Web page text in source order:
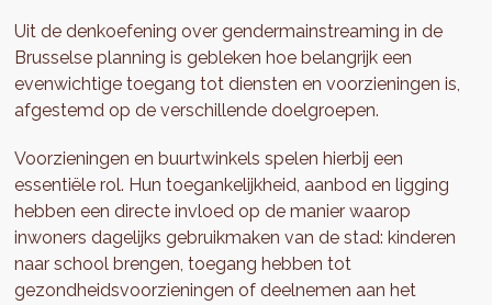
Uit de denkoefening over gendermainstreaming in de
Brusselse planning is gebleken hoe belangrijk een
evenwichtige toegang tot diensten en voorzieningen is,
afgestemd op de verschillende doelgroepen.
Voorzieningen en buurtwinkels spelen hierbij een
essentiële rol. Hun toegankelijkheid, aanbod en ligging
hebben een directe invloed op de manier waarop
inwoners dagelijks gebruikmaken van de stad: kinderen
naar school brengen, toegang hebben tot
gezondheidsvoorzieningen of deelnemen aan het